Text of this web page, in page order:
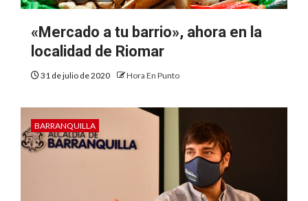
«Mercado a tu barrio», ahora en la
localidad de Riomar
31 de julio de 2020 Hora En Punto
BARRANQUILLA